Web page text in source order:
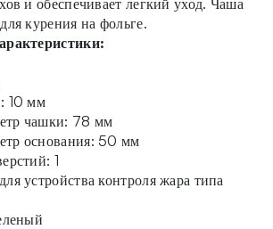
курения на фольге.
10 мм
чашки: 78 мм
основания: 50 мм
1
устройства контроля жара типа